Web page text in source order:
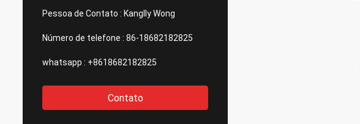
Pessoa de Contato : Kanglly Wong
Número de telefone : 86-18682182825
whatsapp : +8618682182825
Contato